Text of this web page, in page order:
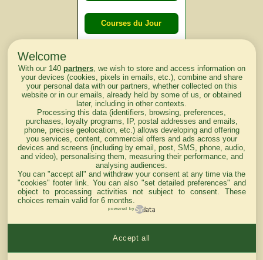
Courses du Jour
lendemain
Courses
d'aujourd'hui
Haut de Page
Mentions légales du site
Welcome
With our 140 partners, we wish to store and access information on
your devices (cookies, pixels in emails, etc.), combine and share
your personal data with our partners, whether collected on this
website or in our emails, already held by some of us, or obtained
later, including in other contexts.
Processing this data (identifiers, browsing, preferences,
purchases, loyalty programs, IP, postal addresses and emails,
phone, precise geolocation, etc.) allows developing and offering
you services, content, commercial offers and ads across your
devices and screens (including by email, post, SMS, phone, audio,
and video), personalising them, measuring their performance, and
analysing audiences.
You can "accept all" and withdraw your consent at any time via the
"cookies" footer link . You can also "set detailed preferences" and
object to processing activities not subject to consent. These
choices remain valid for 6 months.
powered by
Accept all